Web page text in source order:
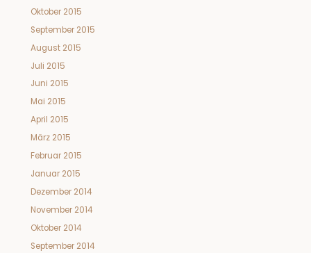
Oktober 2015
September 2015
August 2015
Juli 2015
Juni 2015
Mai 2015
April 2015
März 2015
Februar 2015
Januar 2015
Dezember 2014
November 2014
Oktober 2014
September 2014